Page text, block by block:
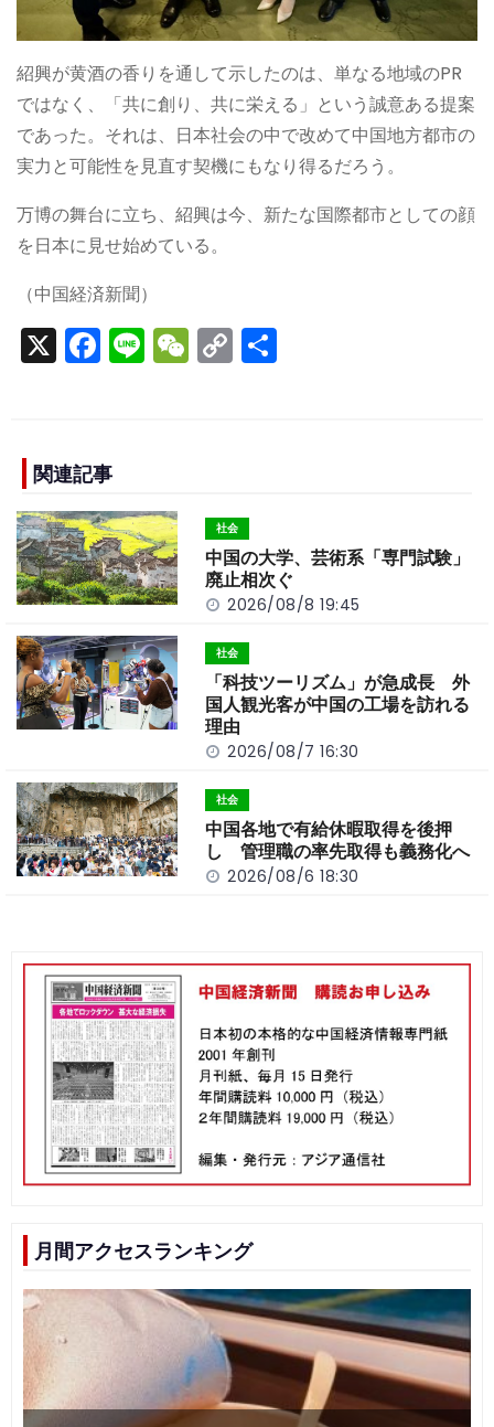
紹興が黄酒の香りを通して示したのは、単なる地域のPR
ではなく、「共に創り、共に栄える」という誠意ある提案
であった。それは、日本社会の中で改めて中国地方都市の
実力と可能性を見直す契機にもなり得るだろう。
万博の舞台に立ち、紹興は今、新たな国際都市としての顔
を日本に見せ始めている。
（中国経済新聞）
X F
a
e
b
o
o
k
Li
n
W
e
C
o
n
k
関連記事
社会
中国の大学、芸術系「専門試験」
廃止相次ぐ
2026/08/8 19:45
社会
「科技ツーリズム」が急成長 外
国人観光客が中国の工場を訪れる
理由
2026/08/7 16:30
社会
中国各地で有給休暇取得を後押
し 管理職の率先取得も義務化へ
2026/08/6 18:30
月間アクセスランキング